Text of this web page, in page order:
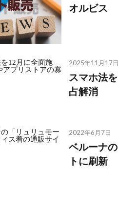
オルビス
2025年11月17
スマホ法
占解消
2022年6月7日
ベルーナ
トに刷新